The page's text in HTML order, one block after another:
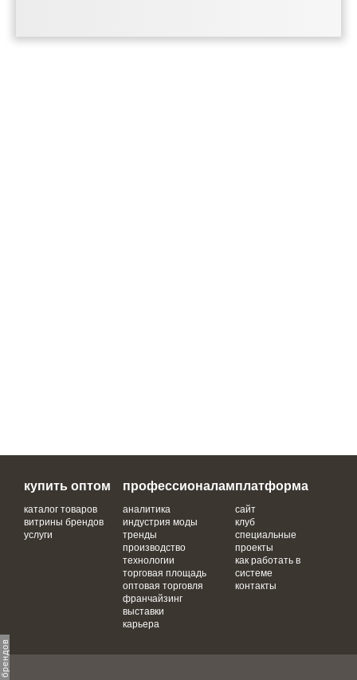
купить оптом
каталог товаров
витрины брендов
услуги
профессионалам
аналитика
индустрия моды
тренды
производство
технологии
торговая площадь
оптовая торговля
франчайзинг
выставки
карьера
платформа
сайт
клуб
специальные
проекты
как работать в
системе
контакты